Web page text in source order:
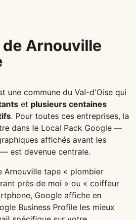
de Arnouville
une commune du Val-d'Oise qui
et plusieurs centaines
. Pour toutes ces entreprises, la
dans le Local Pack Google —
affichés avant les
est devenue centrale.
Arnouville tape « plombier
près de moi » ou « coiffeur
Google affiche en
Business Profile les mieux